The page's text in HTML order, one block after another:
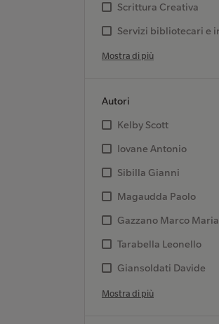
Scrittura Creativa
Mostra di più
Autori
Kelby Scott
Iovane Antonio
Sibilla Gianni
Magaudda Paolo
Gazzano Marco Maria
Tarabella Leonello
Giansoldati Davide
Mostra di più